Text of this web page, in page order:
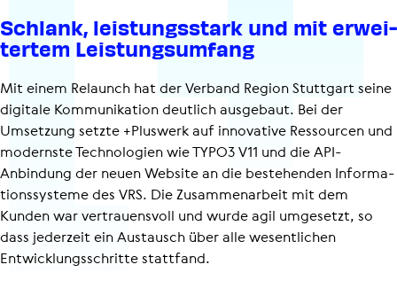
Schlank, leis­tungs­stark und mit erwei­
tertem Leis­tungs­um­fang
Mit einem Relaunch hat der Verband Region Stuttgart seine
digitale Kommunikation deutlich ausgebaut. Bei der
Umsetzung setzte +Pluswerk auf innovative Ressourcen und
modernste Technologien wie TYPO3 V11 und die API-
Anbindung der neuen Website an die bestehenden Infor­ma­
ti­ons­sys­teme des VRS. Die Zusammenarbeit mit dem
Kunden war vertrauensvoll und wurde agil umgesetzt, so
dass jederzeit ein Austausch über alle wesentlichen
Entwick­lungs­schritte stattfand.